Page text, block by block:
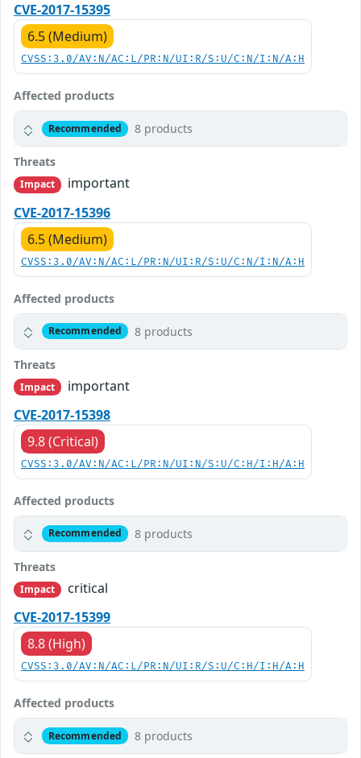
CVE-2017-15395
6.5 (Medium)
CVSS:3.0/AV:N/AC:L/PR:N/UI:R/S:U/C:N/I:N/A:H
Affected products
Recommended 8 products
Threats
Impact
important
CVE-2017-15396
6.5 (Medium)
CVSS:3.0/AV:N/AC:L/PR:N/UI:R/S:U/C:N/I:N/A:H
Affected products
Recommended 8 products
Threats
Impact
important
CVE-2017-15398
9.8 (Critical)
CVSS:3.0/AV:N/AC:L/PR:N/UI:N/S:U/C:H/I:H/A:H
Affected products
Recommended 8 products
Threats
Impact
critical
CVE-2017-15399
8.8 (High)
CVSS:3.0/AV:N/AC:L/PR:N/UI:R/S:U/C:H/I:H/A:H
Affected products
Recommended 8 products